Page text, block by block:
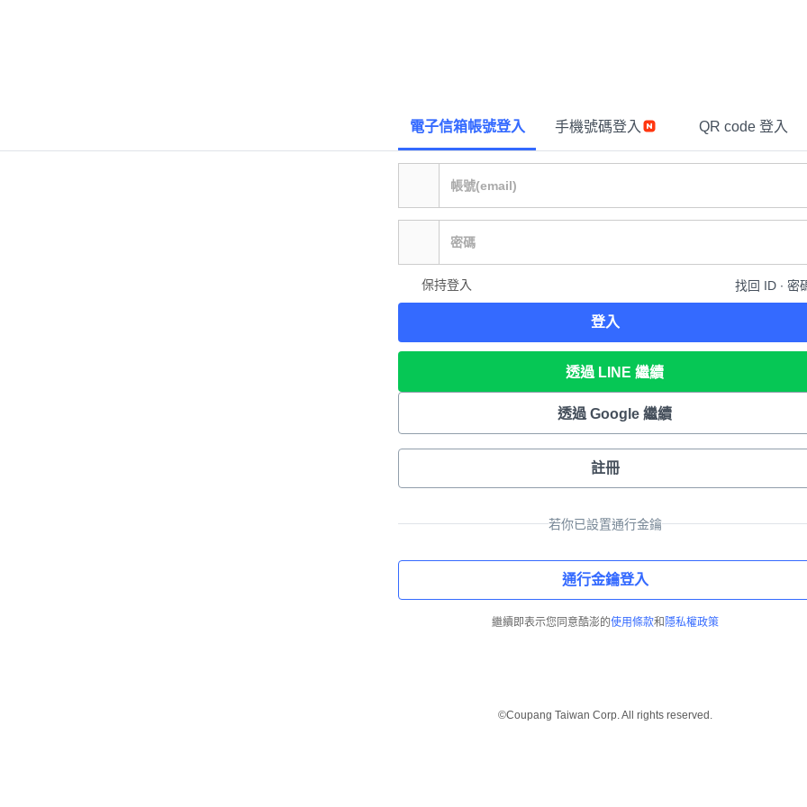
電子信箱帳號登入 手機號碼登入 QR code 登入
保持登入 找回 ID ∙ 密
登入
透過 LINE 繼續
透過 Google 繼續
註冊
若你已設置通行金鑰
通行金鑰登入
繼續即表示您同意酷澎的使用條款和 隱私權政策
©Coupang Taiwan Corp. All rights reserved.